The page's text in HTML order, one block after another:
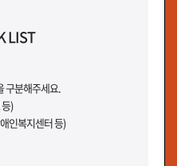
LIST
구분해주세요.
)
인복지센터 등)